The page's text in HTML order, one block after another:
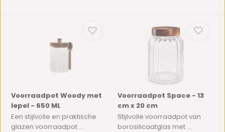
Voorraadpot Woody met
lepel - 650 ML
Een stijlvolle en praktische
glazen voorraadpot ...
Voorraadpot Space - 13
cm x 20 cm
Stijlvolle voorraadpot van
borosilicaatglas met ...